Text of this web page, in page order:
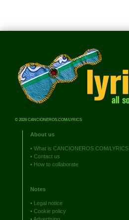
© 2026 CANCIONEROS.COM/LYRICS
About us
• What is CANCIONEROS.COM/LYRICS
• Contact us
• How to collaborate
Notes
•
Legal notice
• Cookie policy